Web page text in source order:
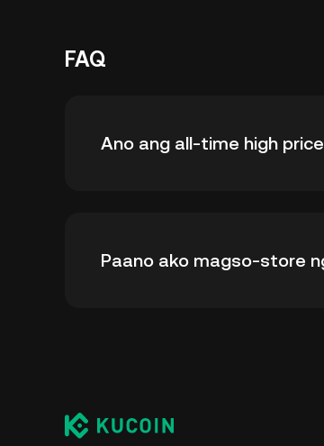
FAQ
Ano ang all-time high
nang -- mula sa all-time high nito.
Paano ako magso-store
device, o desktop), hardware